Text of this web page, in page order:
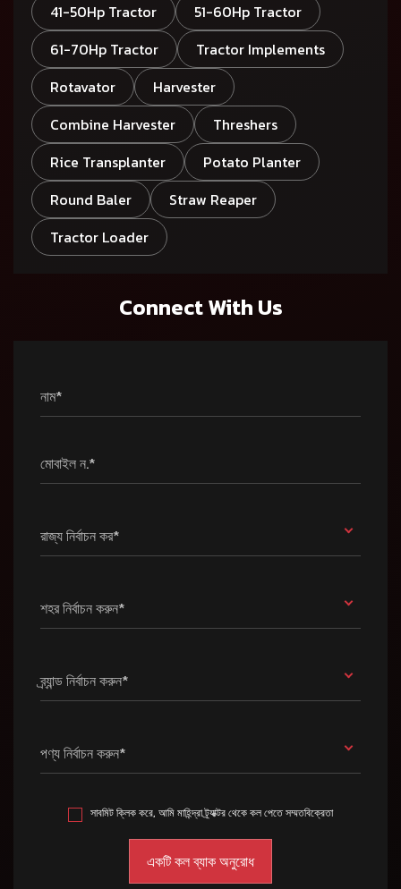
41-50Hp Tractor
51-60Hp Tractor
61-70Hp Tractor
Tractor Implements
Rotavator
Harvester
Combine Harvester
Threshers
Rice Transplanter
Potato Planter
Round Baler
Straw Reaper
Tractor Loader
Connect With Us
নাম*
মোবাইল ন.*
রাজ্য নির্বাচন কর*
শহর নির্বাচন করুন*
ব্র্যান্ড নির্বাচন করুন*
পণ্য নির্বাচন করুন*
সাবমিট ক্লিক করে, আমি মাহিন্দ্রা ট্র্যাক্টর থেকে কল পেতে সম্মতবিক্রেতা